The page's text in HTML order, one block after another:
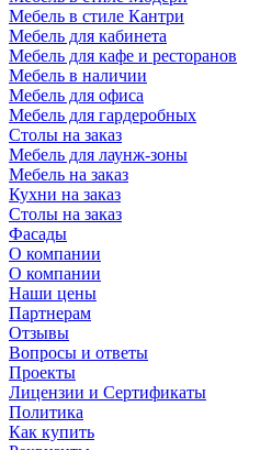
Мебель в стиле Кантри
Мебель для кабинета
Мебель для кафе и ресторанов
Мебель в наличии
Мебель для офиса
Мебель для гардеробных
Столы на заказ
Мебель для лаунж-зоны
Мебель на заказ
Кухни на заказ
Столы на заказ
Фасады
О компании
О компании
Наши цены
Партнерам
Отзывы
Вопросы и ответы
Проекты
Лицензии и Сертификаты
Политика
Как купить